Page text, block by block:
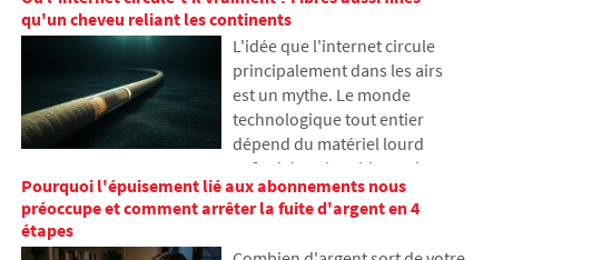
monde et pourquoi Internet ne
aujourd'hui.
sur les réseaux sociaux ou des
données stockées dans le
cloud. Que deviennent-ils
après la mort et qui y aura
accès ? Dans cet article, nous
examinons comment
numérique, pourquoi les
proches peuvent rencontrer
des problèmes avec les
qu'un cheveu reliant les continents
L'idée que l'internet circule
principalement dans les airs
est un mythe. Le monde
technologique tout entier
dépend du matériel lourd
enfoui dans le sable marin.
Dans cet article, nous
aborderons la technologie des
Pourquoi l'épuisement lié aux abonnements nous
préoccupe et comment arrêter la fuite d'argent en 4
étapes